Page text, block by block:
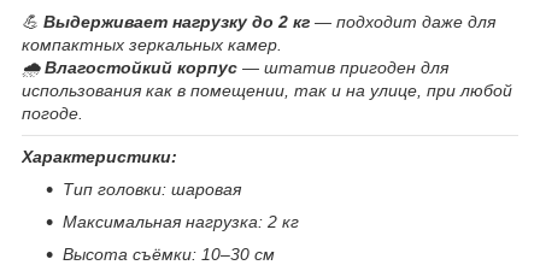
💪 Выдерживает нагрузку до 2 кг — подходит даже для
компактных зеркальных камер.
🌧Влагостойкий корпус — штатив пригоден для
использования как в помещении, так и на улице, при любой
погоде.
Характеристики:
Тип головки: шаровая
Максимальная нагрузка: 2 кг
Высота съёмки: 10–30 см